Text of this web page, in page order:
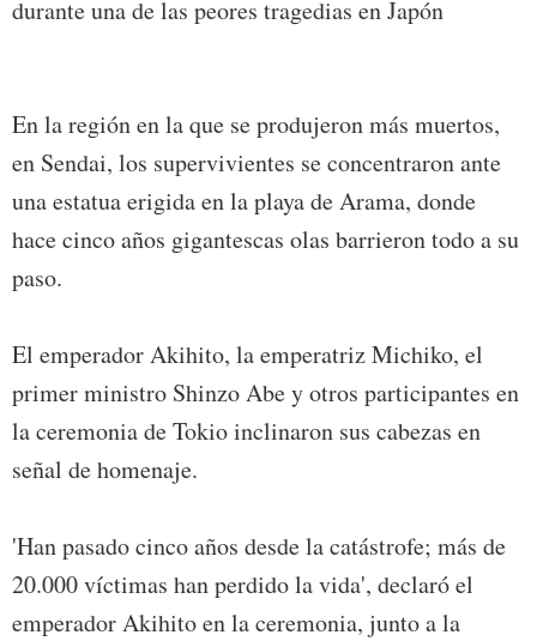
durante una de las peores tragedias en Japón
En la región en la que se produjeron más muertos,
en Sendai, los supervivientes se concentraron ante
una estatua erigida en la playa de Arama, donde
hace cinco años gigantescas olas barrieron todo a su
paso.
El emperador Akihito, la emperatriz Michiko, el
primer ministro Shinzo Abe y otros participantes en
la ceremonia de Tokio inclinaron sus cabezas en
señal de homenaje.
'Han pasado cinco años desde la catástrofe; más de
20.000 víctimas han perdido la vida', declaró el
emperador Akihito en la ceremonia, junto a la